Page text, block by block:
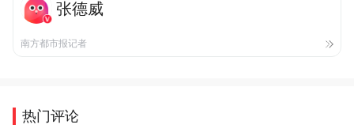
张德威
南方都市报记者
热门评论